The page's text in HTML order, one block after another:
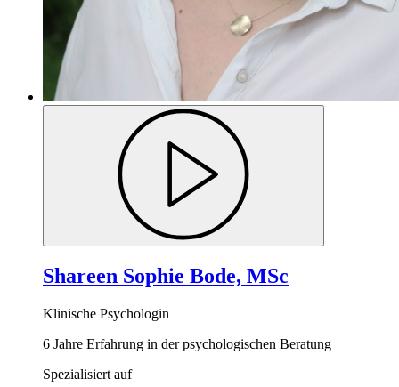
Shareen Sophie Bode, MSc
Klinische Psychologin
6 Jahre Erfahrung in der psychologischen Beratung
Spezialisiert auf